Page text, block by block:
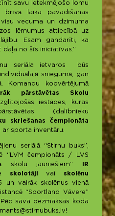
savu ietekmējošo lomu
brīvā laika pavadīšanas
vecuma un dzimuma
lēmumus attiecībā uz
Esam gandarīti, ka
no šīs iniciatīvas.”
seriāla ietvaros būs
sniegumā, gan
Komandu kopvērtējumā
pārstāvētas Skolu
iestādes, kuras
(dalībnieku
skriešanas čempionāta
ar sporta inventāru.
seriālā “Stirnu buks”,
“LVM čempionāts / LVS
skolu jauniešiem”
IR
skolotāji vai skolēnu
un vairāk skolēnus vienā
“Sportland Vāvere”
sava bezmaksas koda